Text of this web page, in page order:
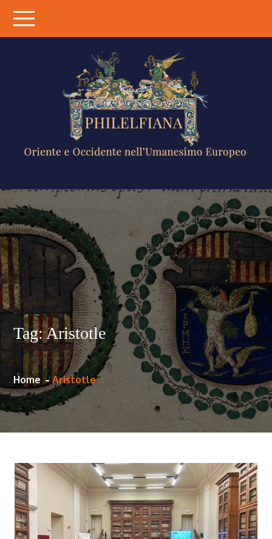
content
OCCIDENTE
NELL'UMANESIMO
EUROPEO
Tag:Aristotle
Home Aristotle